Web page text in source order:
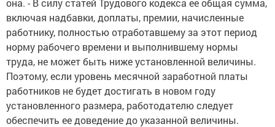
она. - В силу статей Трудового кодекса ее общая сумма,
включая надбавки, доплаты, премии, начисленные
работнику, полностью отработавшему за этот период
норму рабочего времени и выполнившему нормы
труда, не может быть ниже установленной величины.
Поэтому, если уровень месячной заработной платы
работников не будет достигать в новом году
установленного размера, работодателю следует
обеспечить ее доведение до указанной величины.